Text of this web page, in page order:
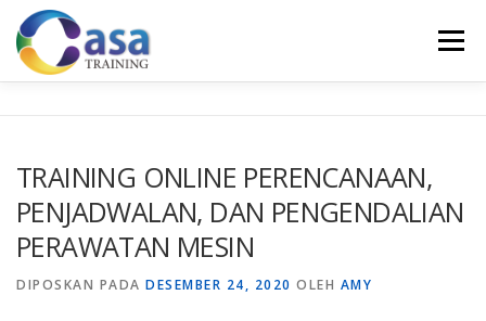
Lompat
konten
Menu
KONTAK KAMI SERTIFIKASI EVALUASI
TRAINING ONLINE PERENCANAAN,
PENJADWALAN, DAN PENGENDALIAN
PERAWATAN MESIN
DIPOSKAN PADA DESEMBER 24, 2020 OLEH AMY